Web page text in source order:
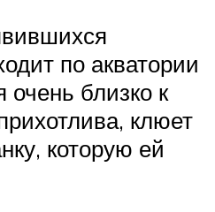
по акватории
очень близко к
клюет
которую ей